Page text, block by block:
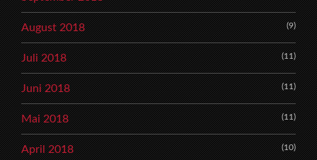
August 2018 (9)
Juli 2018 (11)
Juni 2018 (11)
Mai 2018 (11)
April 2018 (10)